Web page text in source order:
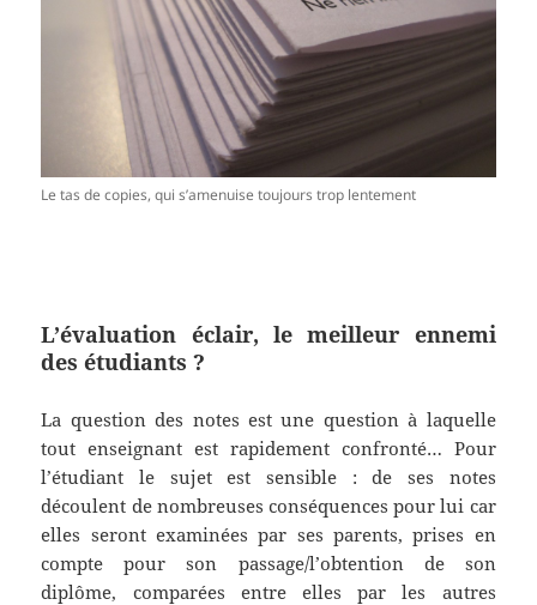
Le tas de copies, qui s’amenuise toujours trop lentement
L’évaluation éclair, le meilleur ennemi
des étudiants ?
La question des notes est une question à laquelle
tout enseignant est rapidement confronté… Pour
l’étudiant le sujet est sensible : de ses notes
découlent de nombreuses conséquences pour lui car
elles seront examinées par ses parents, prises en
compte pour son passage/l’obtention de son
diplôme, comparées entre elles par les autres